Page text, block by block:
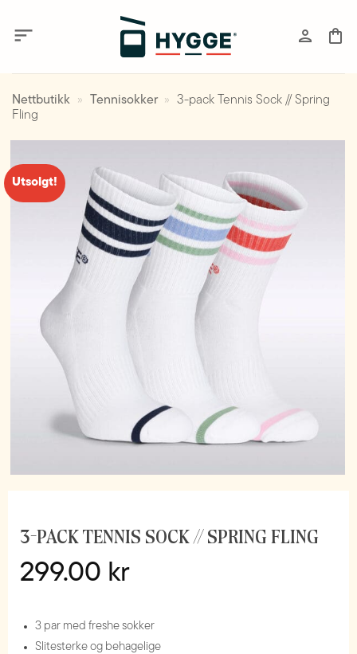
Nettbutikk » Tennisokker »
3-pack Tennis Sock // Spring
Fling
Utsolgt!
3-PACK TENNIS SOCK // SPRING FLING
299.00 kr
3 par med freshe sokker
Slitesterke og behagelige